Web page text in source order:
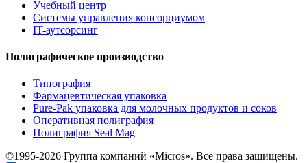
Учебный центр
Системы управления консорциумом
IT-аутсорсинг
Полиграфическое производство
Типография
Фармацевтическая упаковка
Pure-Pak упаковка для молочных продуктов и соков
Оперативная полиграфия
Полиграфия Seal Mag
©1995-2026 Группа компаний «Micros». Все права защищены.